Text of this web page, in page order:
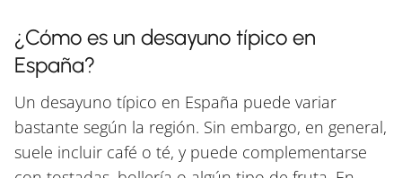
¿Cómo es un desayuno típico en
España?
Un desayuno típico en España puede variar
bastante según la región. Sin embargo, en general,
suele incluir café o té, y puede complementarse